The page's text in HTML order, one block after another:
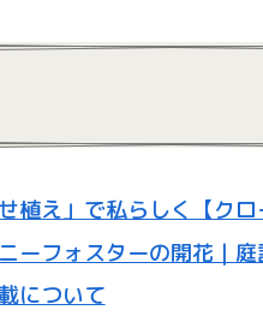
植え」で私らしく【ク
ーフォスターの開花｜
について